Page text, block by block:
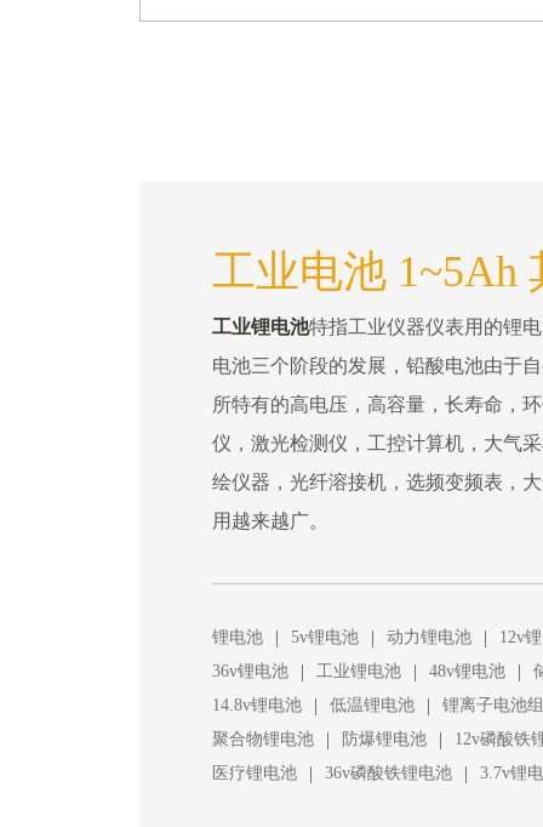
工业电池 1~5Ah
工业锂电池特指工业仪器仪表用的锂
电池三个阶段的发展，铅酸电池由于
所特有的高电压，高容量，长寿命，
仪，激光检测仪，工控计算机，大气
绘仪器，光纤溶接机，选频变频表，
用越来越广。
锂电池 | 5v锂电池 | 动力锂电池 |
12v
36v锂电池
| 工业锂电池 | 48v锂电池 |
14.8v锂电池
| 低温锂电池 |
锂离子电池组
聚合物锂电池
| 防爆锂电池 |
12v磷酸铁
医疗锂电池
| 36v磷酸铁锂电池 | 3.7v锂